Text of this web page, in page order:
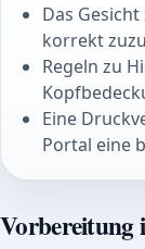
Das
korrekt
Regeln zu
Eine
Portal eine
Vorbereitung